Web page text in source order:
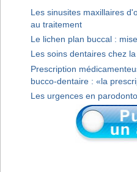
Les sinusites maxillaires
au traitement
Le lichen plan buccal :
Les soins dentaires chez
Prescription
bucco-dentaire : «la
Les urgences en